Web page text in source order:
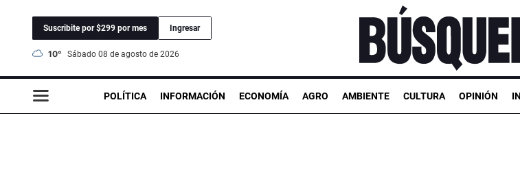
Suscribite por $299 por mes Ingresar
10° sábado 08 de agosto de 2026
POLÍTICA INFORMACIÓN ECONOMÍA AGRO AMBIENTE CULTURA OPINIÓN